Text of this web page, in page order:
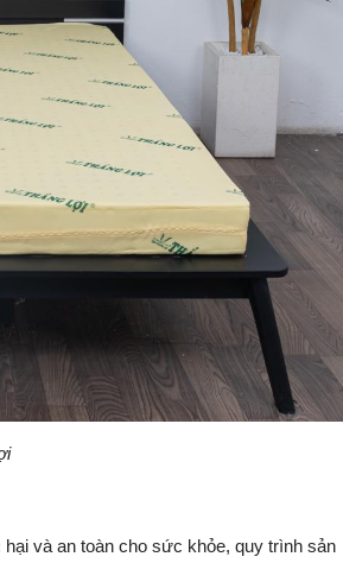
và an toàn cho sức khỏe, quy trình sản